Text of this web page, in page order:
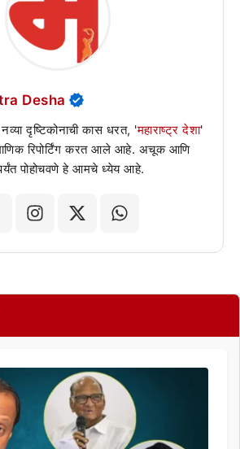
Desha
दृष्टिकोनाची कास धरत, 'महाराष्ट्र देशा'
रिपोर्टिंग करत आले आहे. अचूक आणि
पोहोचवणे हे आमचे ध्येय आहे.